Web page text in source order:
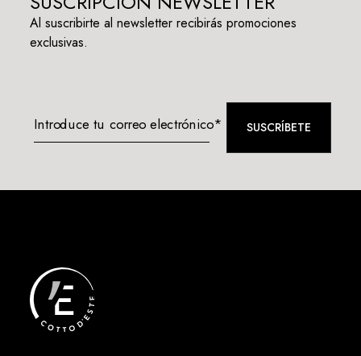
Al suscribirte al newsletter recibirás promociones
exclusivas.
Introduce tu correo electrónico* SUSCRÍBETE